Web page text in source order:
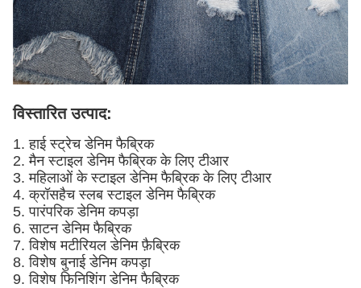
विस्तारित उत्पाद:
1. हाई स्ट्रेच डेनिम फैब्रिक
2. मैन स्टाइल डेनिम फैब्रिक के लिए टीआर
3. महिलाओं के स्टाइल डेनिम फैब्रिक के लिए टीआर
4. क्रॉसहैच स्लब स्टाइल डेनिम फैब्रिक
5. पारंपरिक डेनिम कपड़ा
6. साटन डेनिम फैब्रिक
7. विशेष मटीरियल डेनिम फ़ैब्रिक
8. विशेष बुनाई डेनिम कपड़ा
9. विशेष फिनिशिंग डेनिम फैब्रिक